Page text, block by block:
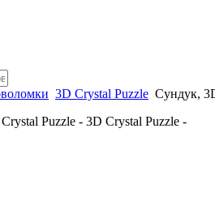
3D Crystal Puzzle Сундук,
Puzzle - 3D Crystal Puzzle -